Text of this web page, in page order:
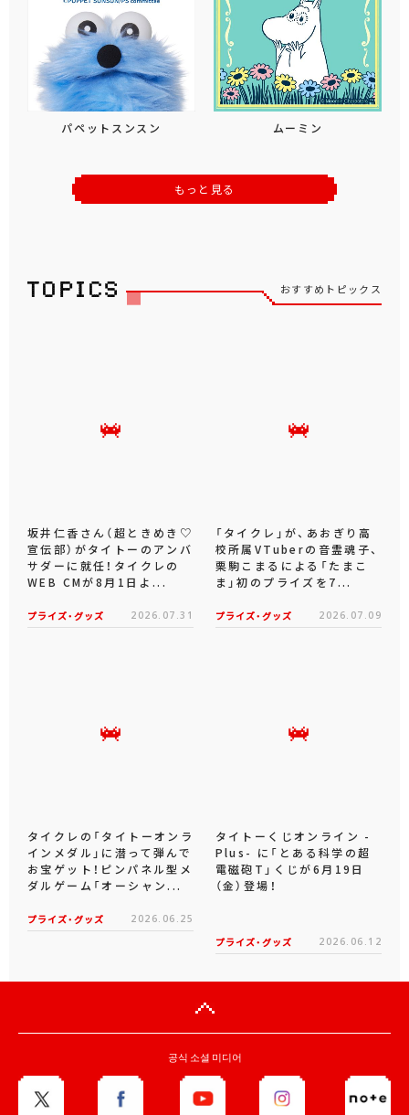
パペットスンスン ムーミン
もっと見る
おすすめトピックス
坂井仁香さん（超ときめき♡
宣伝部）がタイトーのアンバ
サダーに就任！タイクレの
WEB CMが8月1日よ...
プライズ・グッズ 2026.07.31
「タイクレ」が、あおぎり高
校所属VTuberの音霊魂子、
栗駒こまるによる「たまこ
ま」初のプライズを7...
プライズ・グッズ 2026.07.09
タイクレの「タイトーオンラ
インメダル」に潜って弾んで
お宝ゲット！ピンパネル型メ
ダルゲーム「オーシャン...
プライズ・グッズ 2026.06.25
タイトーくじオンライン -
Plus- に「とある科学の超
電磁砲T」くじが6月19日
（金）登場！
プライズ・グッズ 2026.06.12
공식 소셜 미디어